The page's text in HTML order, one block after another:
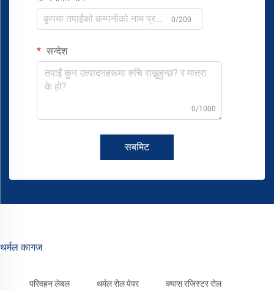
0/200
सन्देश
0/1000
सबमिट
थर्मल कागज
परिवहन लेबल थर्मल रोल पेपर क्यास रजिस्टर रोल